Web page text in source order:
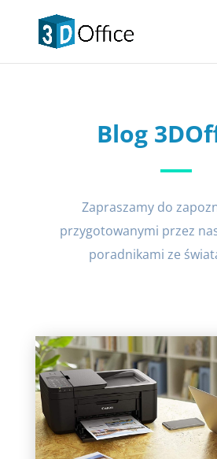
Blog
Zapraszamy do
przygotowanymi przez
poradnikami ze